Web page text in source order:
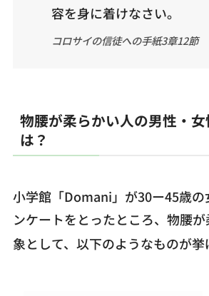
容を身に着けなさい。
コロサイの信徒への手紙3章12節
物腰が柔らかい人の男性・
は？
小学館「Domani」が30ー45歳の
ンケートをとったところ、物腰
象として、以下のようなものが